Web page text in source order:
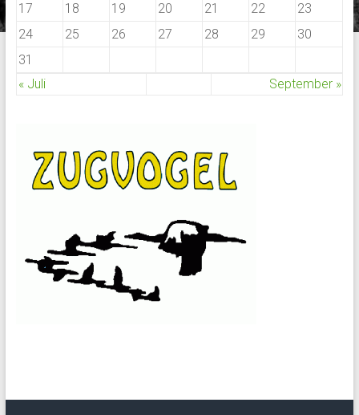
17
18 19 20 21 22
23
24
25 26 27 28 29
30
31
« Juli
September »